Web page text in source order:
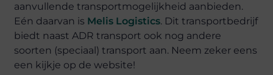
aanvullende transportmogelijkheid aanbieden.
Eén daarvan is Melis Logistics. Dit transportbedrijf
biedt naast ADR transport ook nog andere
soorten (speciaal) transport aan. Neem zeker eens
een kijkje op de website!